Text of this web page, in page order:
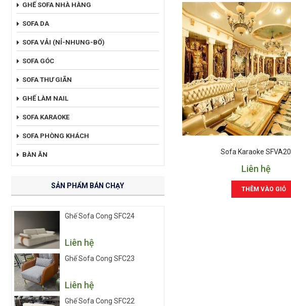
GHẾ SOFA NHÀ HÀNG
SOFA DA
SOFA VẢI (NỈ-NHUNG-BỐ)
SOFA GÓC
SOFA THƯ GIÃN
GHẾ LÀM NAIL
SOFA KARAOKE
SOFA PHÒNG KHÁCH
BÀN ĂN
SẢN PHẨM BÁN CHẠY
Ghế Sofa Cong SFC24
Liên hệ
Ghế Sofa Cong SFC23
Liên hệ
Ghế Sofa Cong SFC22
Sofa Karaoke SFVA20
Liên hệ
THÊM VÀO GIỎ